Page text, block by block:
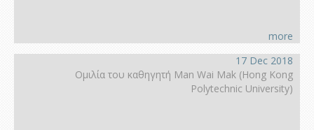
more
17 Dec 2018
Ομιλία του καθηγητή Man Wai Mak (Hong Kοng
Polytechnic University)